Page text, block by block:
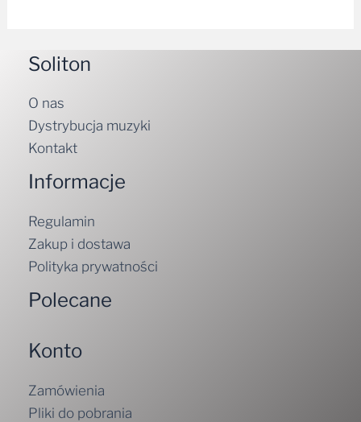
Soliton
O nas
Dystrybucja muzyki
Kontakt
Informacje
Regulamin
Zakup i dostawa
Polityka prywatności
Polecane
Konto
Zamówienia
Pliki do pobrania